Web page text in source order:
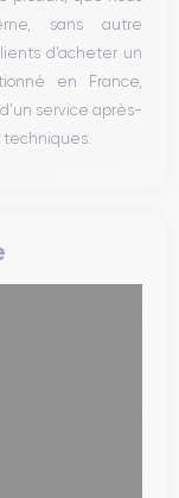
sans autre
d’acheter un
en France,
service après-